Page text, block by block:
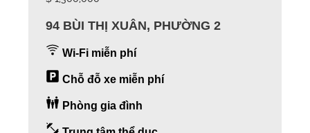
94 BÙI THỊ XUÂN, PHƯỜNG 2
Wi-Fi miễn phí
Chỗ đỗ xe miễn phí
Phòng gia đình